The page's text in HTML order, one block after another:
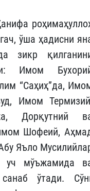
ўша ҳадисни
зикр
Имом
“Саҳиҳ”да,
Имом
Дорқутний
Шофеий,
Яъло
уч мўъжамида
ўтади.